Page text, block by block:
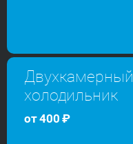
Двухкамерный
холодильник
от400 ₽